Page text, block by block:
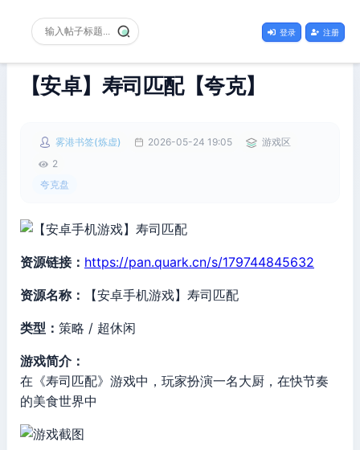
登录 注册
【安卓】寿司匹配【夸克】
雾港书签(炼虚) 2026-05-24 19:05
游戏区
2
夸克盘
资源链接： https://pan.quark.cn/s/179744845632
资源名称： 【安卓手机游戏】寿司匹配
类型： 策略 / 超休闲
游戏简介：
在《寿司匹配》游戏中，玩家扮演一名大厨，在快节奏
的美食世界中